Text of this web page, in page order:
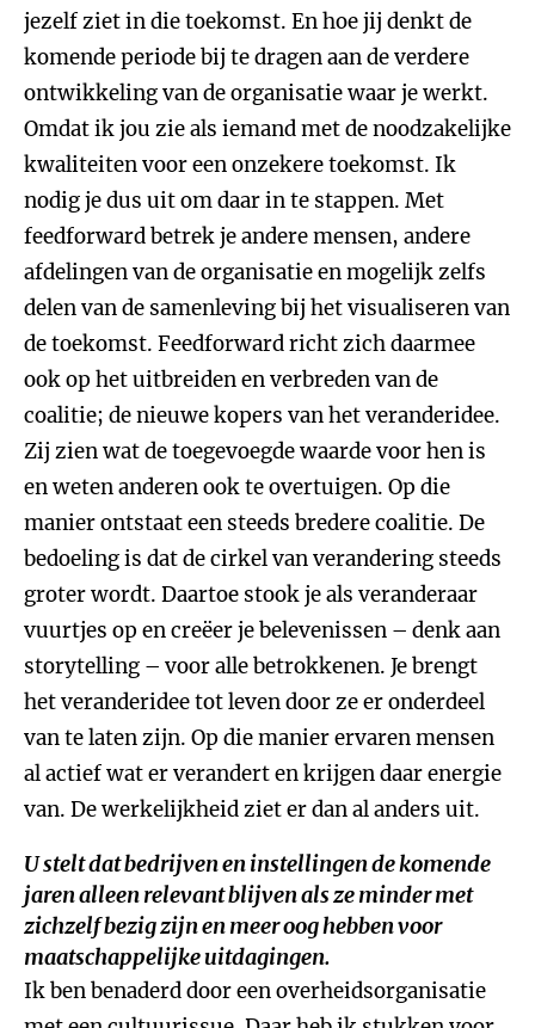
jezelf ziet in die toekomst. En hoe jij denkt de
komende periode bij te dragen aan de verdere
ontwikkeling van de organisatie waar je werkt.
Omdat ik jou zie als iemand met de noodzakelijke
kwaliteiten voor een onzekere toekomst. Ik
nodig je dus uit om daar in te stappen. Met
feedforward betrek je andere mensen, andere
afdelingen van de organisatie en mogelijk zelfs
delen van de samenleving bij het visualiseren van
de toekomst. Feedforward richt zich daarmee
ook op het uitbreiden en verbreden van de
coalitie; de nieuwe kopers van het veranderidee.
Zij zien wat de toegevoegde waarde voor hen is
en weten anderen ook te overtuigen. Op die
manier ontstaat een steeds bredere coalitie. De
bedoeling is dat de cirkel van verandering steeds
groter wordt. Daartoe stook je als veranderaar
vuurtjes op en creëer je belevenissen – denk aan
storytelling – voor alle betrokkenen. Je brengt
het veranderidee tot leven door ze er onderdeel
van te laten zijn. Op die manier ervaren mensen
al actief wat er verandert en krijgen daar energie
van. De werkelijkheid ziet er dan al anders uit.
U stelt dat bedrijven en instellingen de komende
jaren alleen relevant blijven als ze minder met
zichzelf bezig zijn en meer oog hebben voor
maatschappelijke uitdagingen.
Ik ben benaderd door een overheidsorganisatie